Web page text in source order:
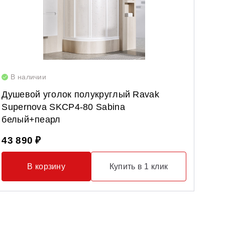
В наличии
Душевой уголок полукруглый Ravak
Supernova SKCP4-80 Sabina
белый+пеарл
43 890 ₽
В корзину Купить в 1 клик